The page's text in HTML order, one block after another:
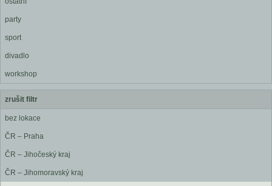
party
sport
divadlo
workshop
zrušit filtr
bez lokace
ČR – Praha
ČR – Jihočeský kraj
ČR – Jihomoravský kraj